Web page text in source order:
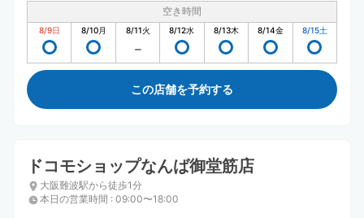
空き時間
8/9日 8/10月 8/11火 8/12水 8/13木 8/14金 8/15土
この店舗を予約する
ドコモショップなんば御堂筋店
大阪難波駅から徒歩1分
本日の営業時間 : 09:00〜18:00